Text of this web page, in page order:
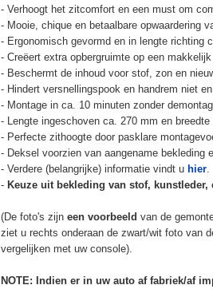
- Verhoogt het zitcomfort en een must om
- Mooie, chique en betaalbare opwaardering
- Ergonomisch gevormd en in lengte richting
- Creëert extra opbergruimte op een makkelijk
- Beschermt de inhoud voor stof, zon en
- Hindert versnellingspook en handrem niet
- Montage in ca. 10 minuten zonder
- Lengte ingeschoven ca. 270 mm en breedte
- Perfecte zithoogte door pasklare
- Deksel voorzien van aangename bekleding
- Verdere (belangrijke) informatie vindt u hier.
- Keuze uit bekleding van stof,
(De foto's zijn een voorbeeld van de
ziet u rechts onderaan de zwart/wit foto van
vergelijken met uw console).
NOTE: Indien er in uw auto af fabriek/af